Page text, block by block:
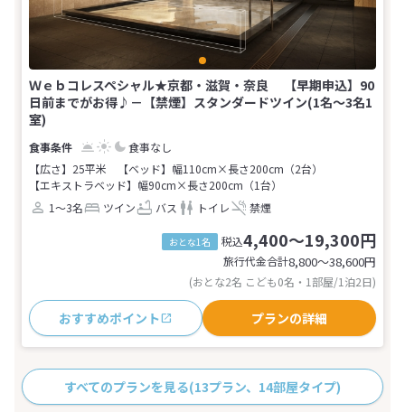
Ｗｅｂコレスペシャル★京都・滋賀・奈良 【早期申込】90
日前までがお得♪－【禁煙】スタンダードツイン(1名～3名1
室)
食事なし
【広さ】25平米
【ベッド】幅110cm×長さ200cm（2台）
【エキストラベッド】幅90cm×長さ200cm（1台）
1～3名
ツイン バス トイレ 禁煙
おとな1名 税込4,400～19,300円
旅行代金合計8,800〜38,600円
(おとな2名 こども0名・1部屋/1泊2日)
おすすめポイント プランの詳細
すべてのプランを見る(13プラン、14部屋タイプ)